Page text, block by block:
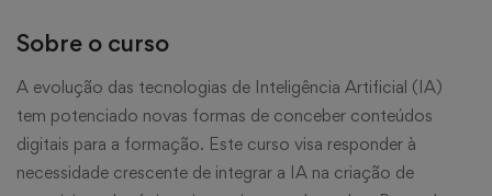
Sobre o curso
A evolução das tecnologias de Inteligência Artificial (IA)
tem potenciado novas formas de conceber conteúdos
digitais para a formação. Este curso visa responder à
necessidade crescente de integrar a IA na criação de